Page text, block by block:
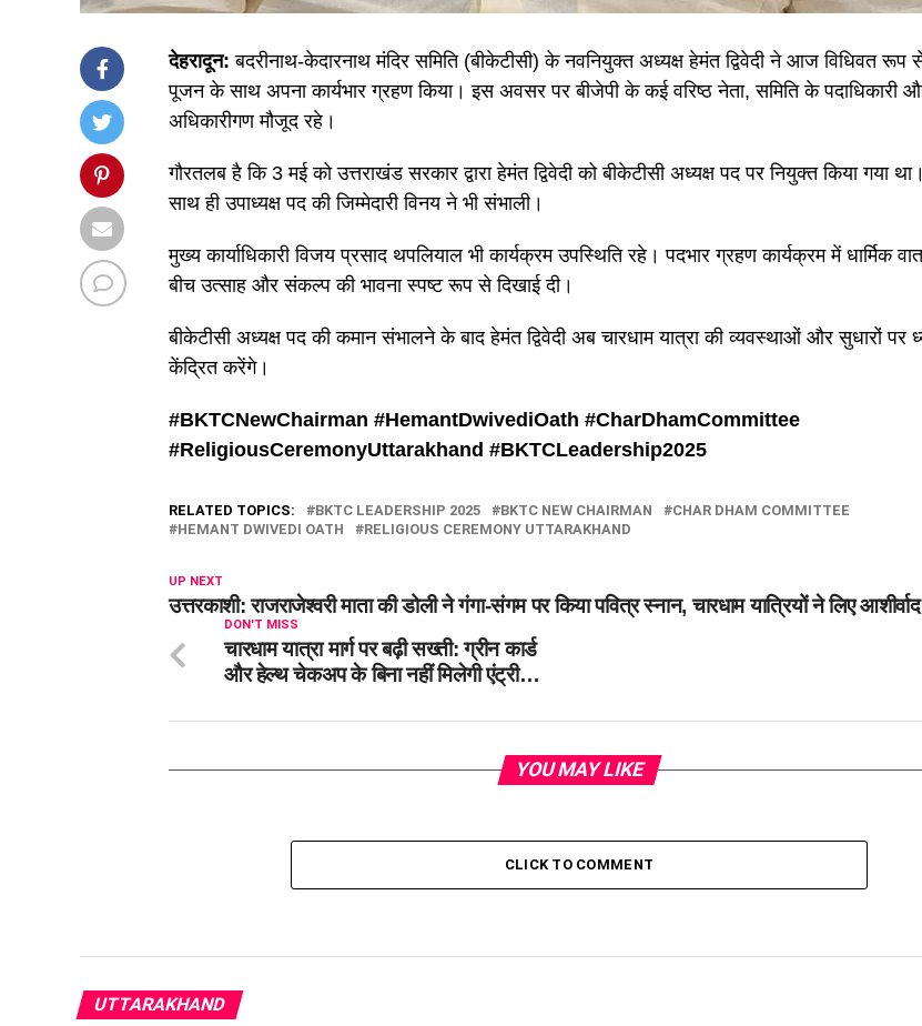
देहरादून: बदरीनाथ-केदारनाथ मंदिर समिति (बीकेटीसी) के नवनियुक्त अध्यक्ष हेमंत द्विवेदी ने आज विधिवत रूप
पूजन के साथ अपना कार्यभार ग्रहण किया। इस अवसर पर बीजेपी के कई वरिष्ठ नेता, समिति के पदाधिकारी
अधिकारीगण मौजूद रहे।
गौरतलब है कि 3 मई को उत्तराखंड सरकार द्वारा हेमंत द्विवेदी को बीकेटीसी अध्यक्ष पद पर नियुक्त किया गया
साथ ही उपाध्यक्ष पद की जिम्मेदारी विनय ने भी संभाली।
मुख्य कार्याधिकारी विजय प्रसाद थपलियाल भी कार्यक्रम उपस्थिति रहे। पदभार ग्रहण कार्यक्रम में धार्मिक
बीच उत्साह और संकल्प की भावना स्पष्ट रूप से दिखाई दी।
बीकेटीसी अध्यक्ष पद की कमान संभालने के बाद हेमंत द्विवेदी अब चारधाम यात्रा की व्यवस्थाओं और सुधारों पर
केंद्रित करेंगे।
#BKTCNewChairman #HemantDwivediOath #CharDhamCommittee
#ReligiousCeremonyUttarakhand #BKTCLeadership2025
RELATED TOPICS: BKTC LEADERSHIP 2025 BKTC NEW CHAIRMAN
CHAR DHAM COMMITTEE
HEMANT DWIVEDI OATH
RELIGIOUS CEREMONY UTTARAKHAND
UP NEXT
उत्तरकाशी: राजराजेश्वरी माता की डोली ने गंगा-संगम पर किया पवित्र स्नान, चारधाम यात्रियों ने लिए
DON'T MISS
चारधाम यात्रा मार्ग पर बढ़ी सख्ती: ग्रीन कार्ड
और हेल्थ चेकअप के बिना नहीं मिलेगी एंट्री…
YOU MAY LIKE
CLICK TO COMMENT
UTTARAKHAND